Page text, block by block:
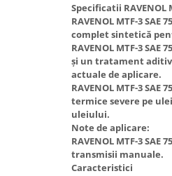
Specificatii RAVENOL
RAVENOL MTF-3
complet sintetică
RAVENOL MTF-3
și un tratament
actuale de aplicare.
RAVENOL MTF-3
termice severe pe
uleiului.
Note de aplicare:
RAVENOL MTF-3
transmisii manuale.
Caracteristici